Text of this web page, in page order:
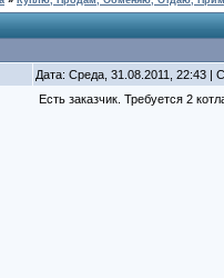
Дата: Среда, 31.08.2011, 22:43 |
Есть заказчик. Требуется 2